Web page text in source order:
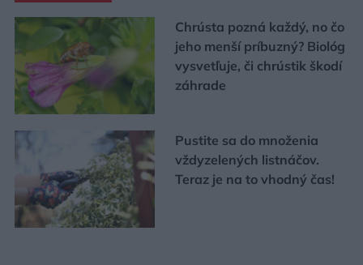
Chrústa pozná každý, no čo
jeho menší príbuzný? Biológ
vysvetľuje, či chrústik škodí
záhrade
Pustite sa do množenia
vždyzelených listnáčov.
Teraz je na to vhodný čas!